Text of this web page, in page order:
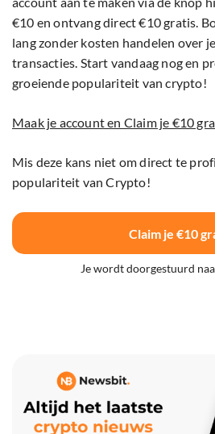
€10 en ontvang direct €10 gratis.
lang zonder kosten handelen over
transacties. Start vandaag nog en
groeiende populariteit van crypto!
Maak je account en Claim je €10
Mis deze kans niet om direct te
populariteit van Crypto!
Claim je €10
Je wordt doorgestuurd